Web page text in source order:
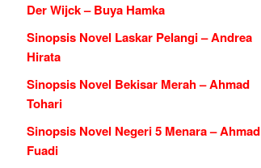
Der Wijck – Buya Hamka
Sinopsis Novel Laskar Pelangi – Andrea
Hirata
Sinopsis Novel Bekisar Merah – Ahmad
Tohari
Sinopsis Novel Negeri 5 Menara – Ahmad
Fuadi